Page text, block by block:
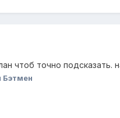
чтоб точно
Бэтмен